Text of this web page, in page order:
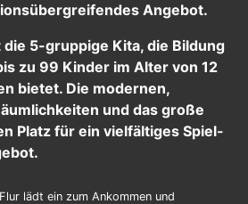
Angebot.
5-gruppige Kita, die Bildung
zu 99 Kinder im Alter von 12
bietet. Die modernen,
und das große
Platz für ein vielfältiges Spiel-
lädt ein zum Ankommen und